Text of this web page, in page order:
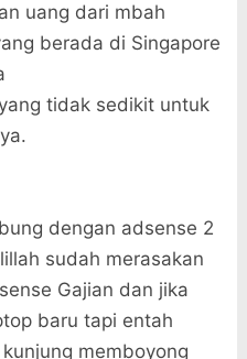
uang dari mbah
berada di Singapore
tidak sedikit untuk
dengan adsense 2
sudah merasakan
Gajian dan jika
baru tapi entah
memboyong